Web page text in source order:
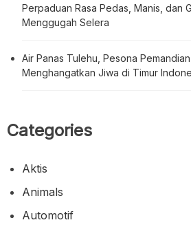
Perpaduan Rasa Pedas, Manis, dan
Menggugah Selera
Air Panas Tulehu, Pesona
Menghangatkan Jiwa di Timur
Categories
Aktis
Animals
Automotif